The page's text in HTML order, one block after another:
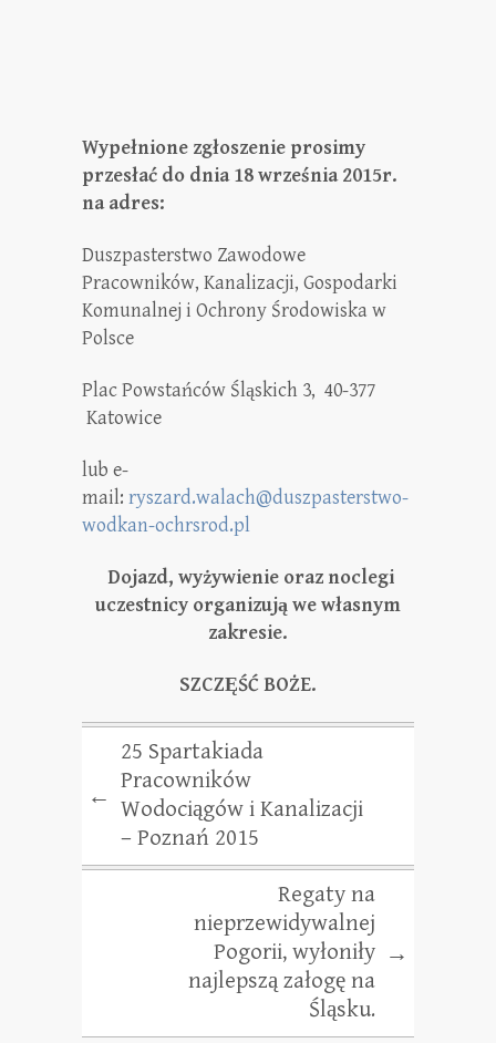
Wypełnione zgłoszenie prosimy
przesłać do dnia 18 września 2015r.
na adres:
Duszpasterstwo Zawodowe
Pracowników, Kanalizacji, Gospodarki
Komunalnej i Ochrony Środowiska w
Polsce
Plac Powstańców Śląskich 3, 40-377
Katowice
lub e-
mail: ryszard.walach@duszpasterstwo-
wodkan-ochrsrod.pl
Dojazd, wyżywienie oraz noclegi
uczestnicy organizują we własnym
zakresie.
SZCZĘŚĆ BOŻE.
←
25 Spartakiada
Pracowników
Wodociągów i Kanalizacji
– Poznań 2015
Regaty na
nieprzewidywalnej
Pogorii, wyłoniły
najlepszą załogę na
Śląsku.
→